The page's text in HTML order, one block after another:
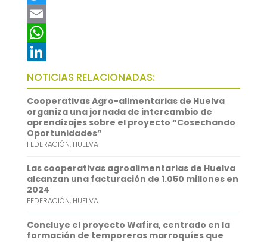
a
c
e
b
o
o
k
T
w
t
t
e
r
E
m
a
i
l
W
h
a
t
s
A
p
p
L
i
n
k
e
d
I
n
NOTICIAS RELACIONADAS:
Cooperativas Agro-alimentarias de Huelva
organiza una jornada de intercambio de
aprendizajes sobre el proyecto “Cosechando
Oportunidades”
FEDERACIÓN, HUELVA
Las cooperativas agroalimentarias de Huelva
alcanzan una facturación de 1.050 millones en
2024
FEDERACIÓN, HUELVA
Concluye el proyecto Wafira, centrado en la
formación de temporeras marroquíes que